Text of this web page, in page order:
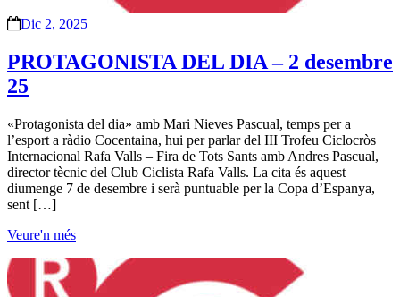
Dic 2, 2025
PROTAGONISTA DEL DIA – 2 desembre
25
«Protagonista del dia» amb Mari Nieves Pascual, temps per a
l’esport a ràdio Cocentaina, hui per parlar del III Trofeu Ciclocròs
Internacional Rafa Valls – Fira de Tots Sants amb Andres Pascual,
director tècnic del Club Ciclista Rafa Valls. La cita és aquest
diumenge 7 de desembre i serà puntuable per la Copa d’Espanya,
sent […]
Veure'n més